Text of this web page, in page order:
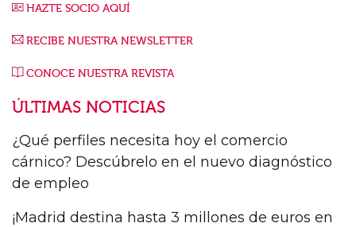
HAZTE SOCIO AQUÍ
RECIBE NUESTRA NEWSLETTER
CONOCE NUESTRA REVISTA
ÚLTIMAS NOTICIAS
¿Qué perfiles necesita hoy el comercio
cárnico? Descúbrelo en el nuevo diagnóstico
de empleo
¡Madrid destina hasta 3 millones de euros en